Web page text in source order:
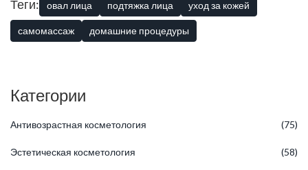
Теги: овал лица подтяжка лица уход за кожей
самомассаж домашние процедуры
Категории
Антивозрастная косметология (75)
Эстетическая косметология (58)